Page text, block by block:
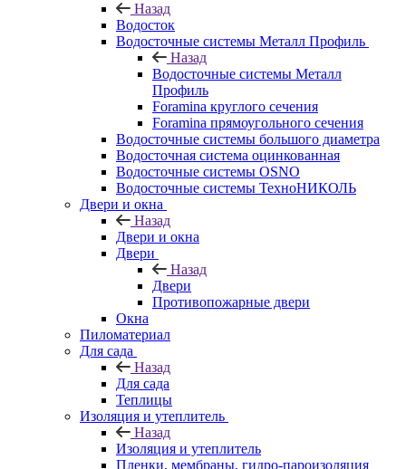
Назад
Водосток
Водосточные системы Металл Профиль
Назад
Водосточные системы Металл
Профиль
Foramina круглого сечения
Foramina прямоугольного сечения
Водосточные системы большого диаметра
Водосточная система оцинкованная
Водосточные системы OSNO
Водосточные системы ТехноНИКОЛЬ
Двери и окна
Назад
Двери и окна
Двери
Назад
Двери
Противопожарные двери
Окна
Пиломатериал
Для сада
Назад
Для сада
Теплицы
Изоляция и утеплитель
Назад
Изоляция и утеплитель
Пленки, мембраны, гидро-пароизоляция